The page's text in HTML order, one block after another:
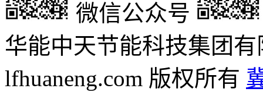
微信公众号
华能中天节能科技集团
lfhuaneng.com 版权所有